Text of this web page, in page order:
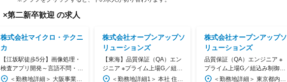
×第二新卒歓迎 の求人
株式会社マイクロ・テクニ
カ
【江坂駅徒歩5分】画像処理・
検査アプリ開発～言語不問・プ
ログラミング経験を有している＜勤務地詳細＞ 大阪事業所 住所：大阪府吹田市豊津町13-45 第三暁ビル4F 勤務地最寄駅：北大阪急行電鉄線／江坂駅 受動喫煙対策：屋内全面禁煙 変更の範囲：会社の定める事業所
株式会社オープンアップソ
リューションズ
【東海】品質保証（QA）エン
ジニア ※プライム上場G／組込
み制御開発に特化／残業月
＜勤務地詳細1＞ 本社 住所：愛知県刈谷市南桜町1-23 SOUTHSQUAREKARIYA2F 勤務地最寄駅：各線／刈谷駅 受動喫煙対策：屋内全面禁煙 ＜勤務地詳細2＞ 愛知県ほか東海エリアの各プロジェクト先 住所：愛知県ほか東海エリア 受動喫煙対策：屋内全面禁煙 変更の範囲：会社の定める事業所
株式会社オープンアップソ
リューションズ
品質保証（QA）エンジニア ※
プライム上場G／組込み制御開
発に特化／残業月15h<5>
＜勤務地詳細＞ 東京都内／神奈川県内の各プロジェクト先 住所：東京都内もしくは神奈川県内 受動喫煙対策：屋内全面禁煙 変更の範囲：会社の定める事業所